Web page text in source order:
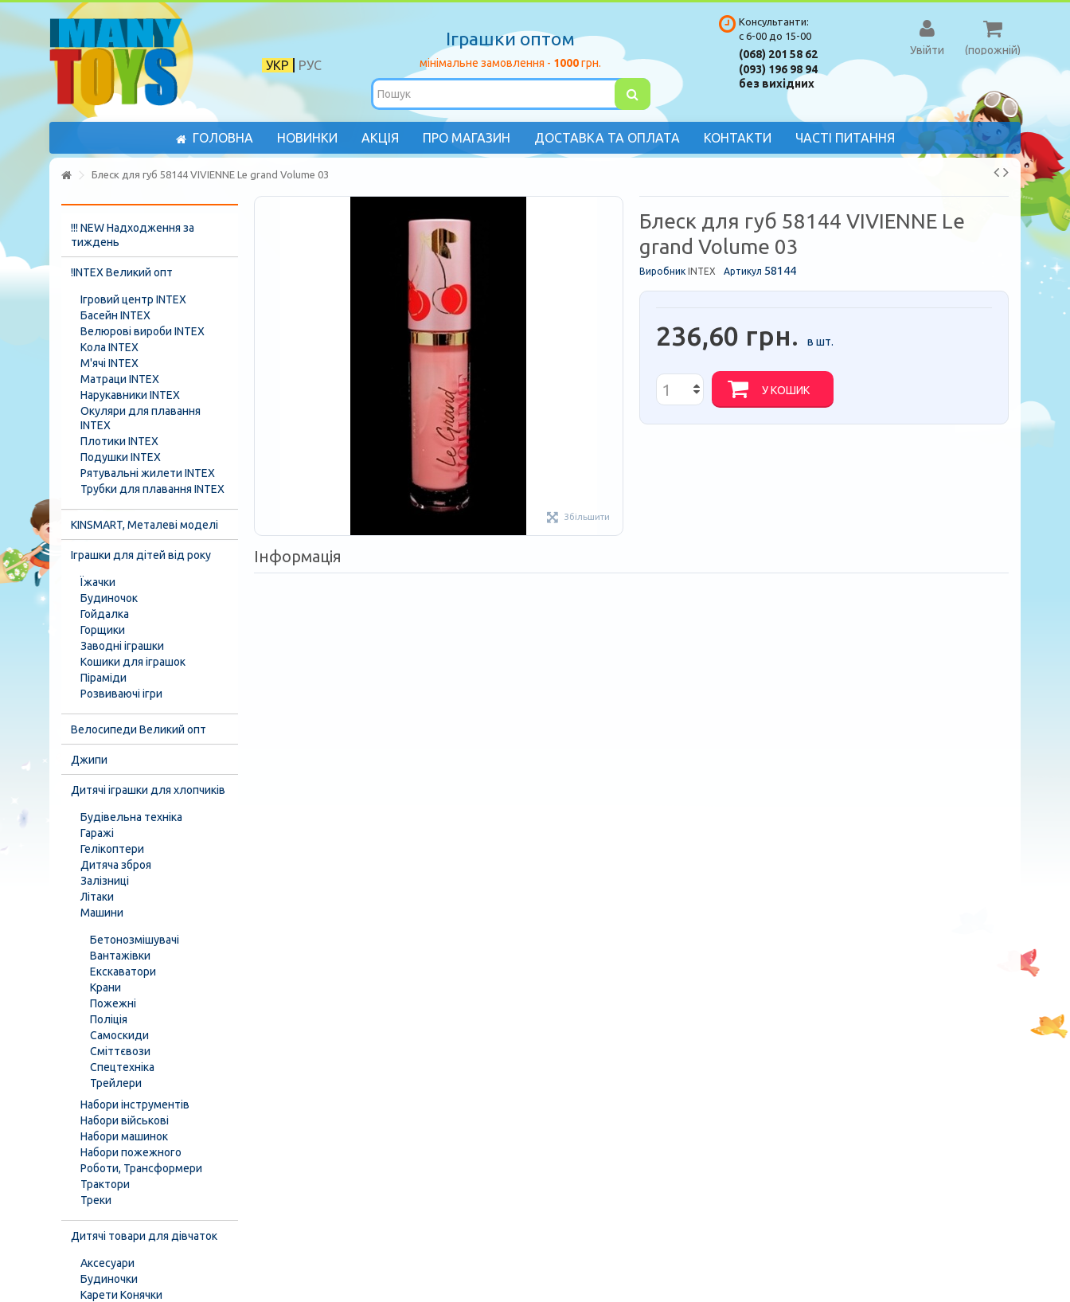
РУС
УКР
Іграшки оптом
мінімальне замовлення - 1000грн.
(порожній)
Увійти
Консультанти:
с 6-00 до 15-00
(068) 201 58 62
(093) 196 98 94
без вихідних
ГОЛОВНА НОВИНКИ АКЦІЯ ПРО МАГАЗИН ДОСТАВКА ТА ОПЛАТА КОНТАКТИ ЧАСТІ ПИТАННЯ
Блеск для губ 58144 VIVIENNE Le grand Volume 03
Збільшити
Блеск для губ 58144 VIVIENNE Le
grand Volume 03
Виробник INTEX Артикул 58144
236,60 грн. в шт.
У КОШИК
Інформація
!!! NEW Надходження за
тиждень
!INTEX Великий опт
Ігровий центр INTEX
Басейн INTEX
Велюрові вироби INTEX
Кола INTEX
М'ячі INTEX
Матраци INTEX
Нарукавники INTEX
Окуляри для плавання
INTEX
Плотики INTEX
Подушки INTEX
Рятувальні жилети INTEX
Трубки для плавання INTEX
KINSMART, Металеві моделі
Іграшки для дітей від року
Їжачки
Будиночок
Гойдалка
Горщики
Заводні іграшки
Кошики для іграшок
Піраміди
Розвиваючі ігри
Велосипеди Великий опт
Джипи
Дитячі іграшки для хлопчиків
Будівельна техніка
Гаражі
Гелікоптери
Дитяча зброя
Залізниці
Літаки
Машини
Бетонозмішувачі
Вантажівки
Екскаватори
Крани
Пожежні
Поліція
Самоскиди
Сміттєвози
Спецтехніка
Трейлери
Набори інструментів
Набори військові
Набори машинок
Набори пожежного
Роботи, Трансформери
Трактори
Треки
Дитячі товари для дівчаток
Аксесуари
Будиночки
Карети Конячки